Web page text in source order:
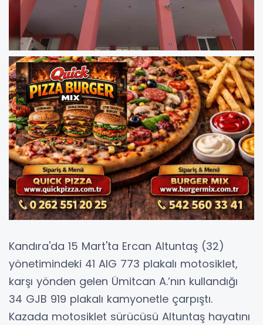
Kandıra'da 15 Mart'ta Ercan Altuntaş (32)
yönetimindeki 41 AIG 773 plakalı motosiklet,
karşı yönden gelen Ümitcan A.’nın kullandığı
34 GJB 919 plakalı kamyonetle çarpıştı.
Kazada motosiklet sürücüsü Altuntaş hayatını